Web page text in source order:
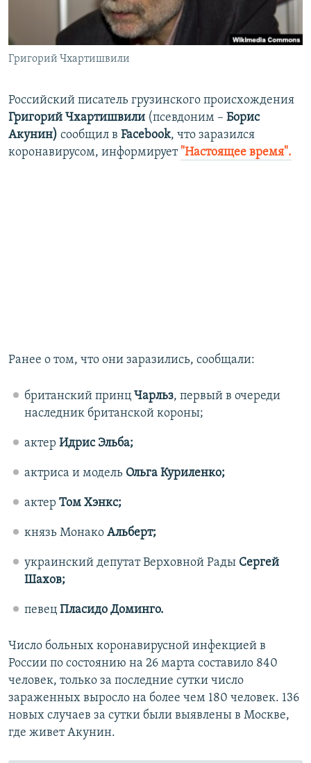
ПОБЕДИТЕЛЕЙ НЕ СУДЯТ?
КРЫМ.НЕПОКОРЕННЫЙ
ELIFBE
ПРИСОЕДИНЯЙТЕСЬ!
Все сайты RFE/RL
Григорий Чхартишвили
Российский писатель грузинского происхождения
Григорий Чхартишвили (псевдоним – Борис
Акунин) сообщил в Facebook, что заразился
коронавирусом, информирует "Настоящее время".
Ранее о том, что они заразились, сообщали:
британский принц Чарльз, первый в очереди
наследник британской короны;
актер Идрис Эльба;
актриса и модель Ольга Куриленко;
актер Том Хэнкс;
князь МонакоАльберт;
украинский депутат Верховной Рады Сергей
Шахов;
певец Пласидо Доминго.
Число больных коронавирусной инфекцией в
России по состоянию на 26 марта составило 840
человек, только за последние сутки число
зараженных выросло на более чем 180 человек. 136
новых случаев за сутки были выявлены в Москве,
где живет Акунин.